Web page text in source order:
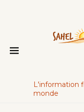
L'information
monde